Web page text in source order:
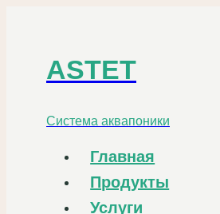
содержаниюASTET
Система аквапоники
Главная
Продукты
Услуги